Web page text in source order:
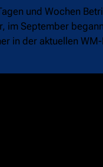
und Wochen
September
in der aktuellen